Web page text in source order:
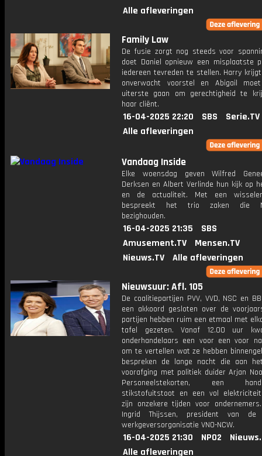
Alle afleveringen
Family Law
De fusie zorgt nog steeds voor
doet Daniel opnieuw een misplaatste
iedereen tevreden te stellen. Harry
onverwacht voorstel en Abigail
uiterste gaan om gerechtigheid te
haar cliënt.
16-04-2025 22:20 SBS
Serie.TV
Alle afleveringen
Vandaag Inside
Elke woensdag geven Wilfred
Derksen en Albert Verlinde hun kijk op
en de actualiteit. Met een
bespreekt het trio zaken die
bezighouden.
16-04-2025 21:35
SBS
Amusement.TV
Mensen.TV
Nieuws.TV
Alle afleveringen
Nieuwsuur: Afl. 105
De coalitiepartijen PVV, VVD, NSC en
een akkoord gesloten over de
partijen hebben ruim een etmaal met
tafel gezeten. Vanaf 12.00 uur
onderhandelaars een voor een voor
om te vertellen wat ze hebben
bespreken de lange nacht die aan
voorafging met politiek duider Arjan
Personeelstekorten, een
stikstofuitstoot en een vol
zijn onzekere tijden voor
Ingrid Thijssen, president van de
werkgeversorganisatie VNO-NCW.
16-04-2025 21:30 NPO2
Alle afleveringen